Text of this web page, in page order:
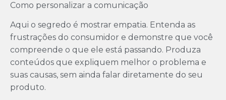
Como personalizar a comunicação
Aqui o segredo é mostrar empatia. Entenda as
frustrações do consumidor e demonstre que você
compreende o que ele está passando. Produza
conteúdos que expliquem melhor o problema e
suas causas, sem ainda falar diretamente do seu
produto.